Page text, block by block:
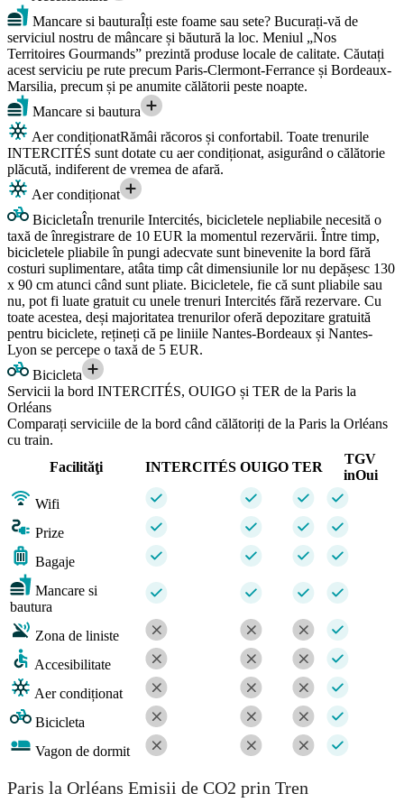
Mancare si bauturaÎți este foame sau sete? Bucurați-vă de
serviciul nostru de mâncare și băutură la loc. Meniul „Nos
Territoires Gourmands” prezintă produse locale de calitate. Căutați
acest serviciu pe rute precum Paris-Clermont-Ferrance și Bordeaux-
Marsilia, precum și pe anumite călătorii peste noapte.
Mancare si bautura
Aer condiționatRămâi răcoros și confortabil. Toate trenurile
INTERCITÉS sunt dotate cu aer condiționat, asigurând o călătorie
plăcută, indiferent de vremea de afară.
Aer condiționat
BicicletaÎn trenurile Intercités, bicicletele nepliabile necesită o
taxă de înregistrare de 10 EUR la momentul rezervării. Între timp,
bicicletele pliabile în pungi adecvate sunt binevenite la bord fără
costuri suplimentare, atâta timp cât dimensiunile lor nu depășesc 130
x 90 cm atunci când sunt pliate. Bicicletele, fie că sunt pliabile sau
nu, pot fi luate gratuit cu unele trenuri Intercités fără rezervare. Cu
toate acestea, deși majoritatea trenurilor oferă depozitare gratuită
pentru biciclete, rețineți că pe liniile Nantes-Bordeaux și Nantes-
Lyon se percepe o taxă de 5 EUR.
Bicicleta
Servicii la bord INTERCITÉS, OUIGO și TER de la Paris la
Orléans
Comparați serviciile de la bord când călătoriți de la Paris la Orléans
cu train.
Facilităţi
INTERCITÉS OUIGO TER
TGV
inOui
Wifi
Prize
Bagaje
Mancare si
bautura
Zona de liniste
Accesibilitate
Aer condiționat
Bicicleta
Vagon de dormit
Paris la Orléans Emisii de CO2 prin Tren